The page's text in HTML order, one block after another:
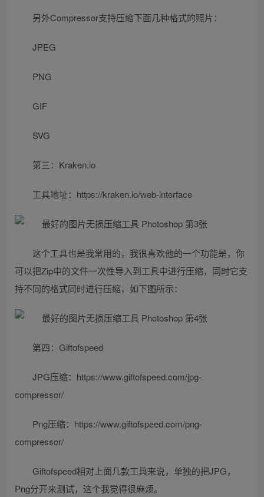
另外Compressor支持压缩下面几种格式的照片：
JPEG
PNG
GIF
SVG
第三：Kraken.io
工具地址：https://kraken.io/web-interface
这个工具也是我常用的，我很喜欢他的一个功能是，你
可以把Zip中的文件一次性导入到工具中进行压缩，同时它支
持不同的格式同时进行压缩，如下图所示：
第四：Giftofspeed
JPG压缩：https://www.giftofspeed.com/jpg-
compressor/
Png压缩：https://www.giftofspeed.com/png-
compressor/
Giftofspeed相对上面几款工具来说，单独的把JPG，
Png分开来测试，这个我觉得很麻烦。